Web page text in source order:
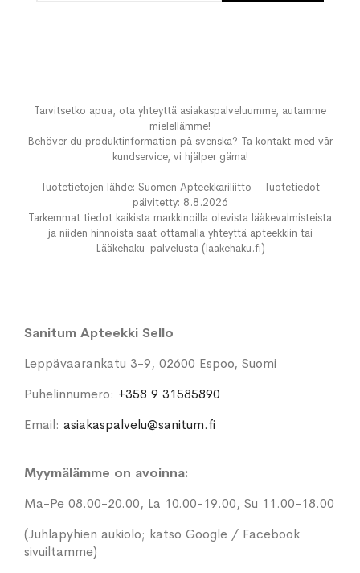
Tarvitsetko apua, ota yhteyttä asiakaspalveluumme, autamme
mielellämme!
Behöver du produktinformation på svenska? Ta kontakt med vår
kundservice, vi hjälper gärna!
Tuotetietojen lähde: Suomen Apteekkariliitto - Tuotetiedot
päivitetty: 8.8.2026
Tarkemmat tiedot kaikista markkinoilla olevista lääkevalmisteista
ja niiden hinnoista saat ottamalla yhteyttä apteekkiin tai
Lääkehaku-palvelusta (laakehaku.fi)
Sanitum Apteekki Sello
Leppävaarankatu 3-9, 02600 Espoo, Suomi
Puhelinnumero: +358 9 31585890
Email: asiakaspalvelu@sanitum.fi
Myymälämme on avoinna:
Ma-Pe 08.00-20.00, La 10.00-19.00, Su 11.00-18.00
(Juhlapyhien aukiolo; katso Google / Facebook
sivuiltamme)